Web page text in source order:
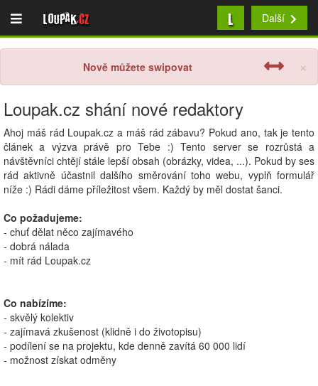
Loupak.cz L Další
×
Nově můžete swipovat
Loupak.cz shání nové redaktory
Ahoj máš rád Loupak.cz a máš rád zábavu? Pokud ano, tak je tento
článek a výzva právě pro Tebe :) Tento server se rozrůstá a
návštěvníci chtějí stále lepší obsah (obrázky, videa, ...). Pokud by ses
rád aktivně účastnil dalšího směrování toho webu, vyplň formulář
níže :) Rádi dáme příležitost všem. Každý by měl dostat šanci.
Co požadujeme:
- chuť dělat něco zajímavého
- dobrá nálada
- mít rád Loupak.cz
Co nabízíme:
- skvělý kolektiv
- zajímavá zkušenost (klidně i do životopisu)
- podílení se na projektu, kde denně zavítá 60 000 lidí
- možnost získat odměny